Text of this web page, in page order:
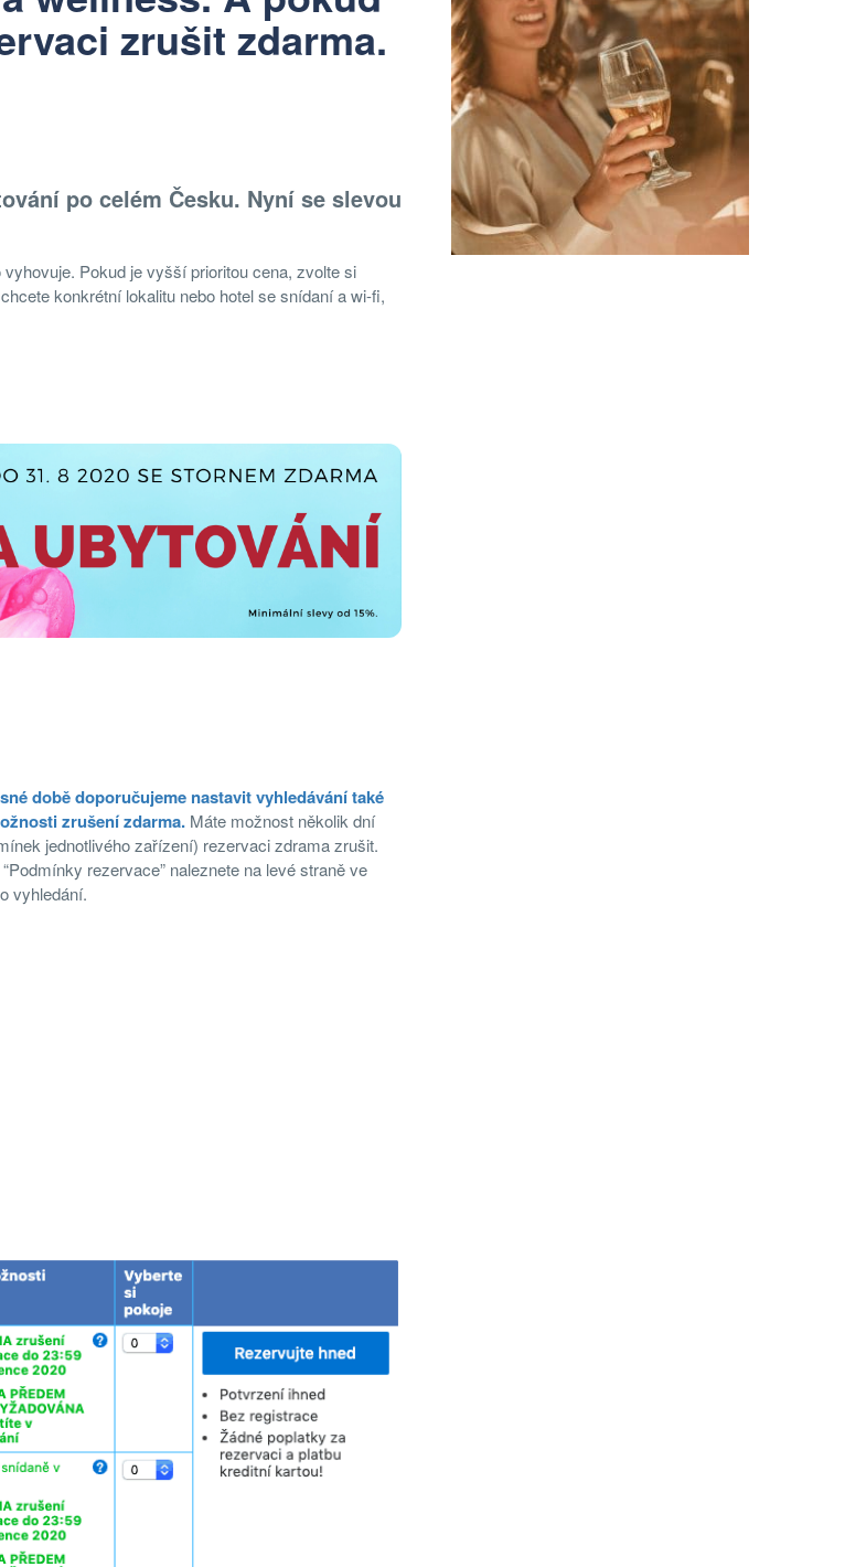
zrušit zdarma.
po celém Česku. Nyní se slevou
Pokud je vyšší prioritou cena, zvolte si
konkrétní lokalitu nebo hotel se snídaní a wi-fi,
době doporučujeme nastavit vyhledávání také
zrušení zdarma. Máte možnost několik dní
jednotlivého zařízení) rezervaci zdrama zrušit.
rezervace” naleznete na levé straně ve
vyhledání.